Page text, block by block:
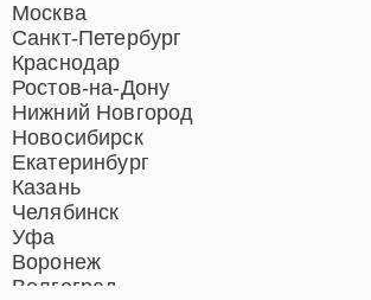
Москва
Санкт-Петербург
Краснодар
Ростов-на-Дону
Нижний Новгород
Новосибирск
Екатеринбург
Казань
Челябинск
Уфа
Воронеж
Волгоград